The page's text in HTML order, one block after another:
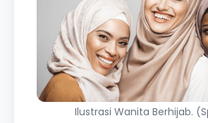
Ilustrasi Wanita Berhijab.